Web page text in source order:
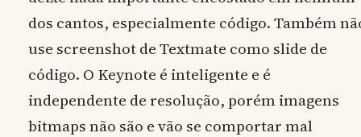
dos cantos, especialmente código. Também
use screenshot de Textmate como slide de
código. O Keynote é inteligente e é
independente de resolução, porém imagens
bitmaps não são e vão se comportar mal